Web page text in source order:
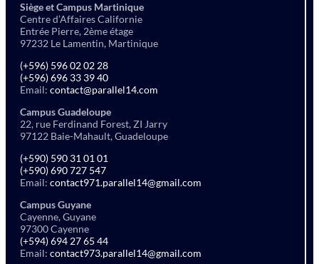
Siège et Campus Martinique
Centre d’Affaires Californie
Entrée Pierre, 2ème étage
97232 Le Lamentin, Martinique
(+596) 596 02 02 28
(+596) 696 33 39 40
Email: contact@parallel14.com
Campus Guadeloupe
22, rue Ferdinand Forest, ZI Jarry
97122 Baie-Mahault, Guadeloupe
(+590) 590 31 01 01
(+590) 690 727 547
Email: contact971.parallel14@gmail.com
Campus Guyane
Cayenne, Guyane
97300 Cayenne
(+594) 694 27 65 44
Email: contact973.parallel14@gmail.com